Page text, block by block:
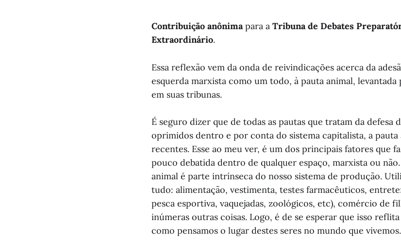
Contribuição anônimapara a Tribuna de Debates
Extraordinário.
Essa reflexão vem da onda de reivindicações acerca da
esquerda marxista como um todo, à pauta animal, levantada
em suas tribunas.
É seguro dizer que de todas as pautas que tratam da defesa
oprimidos dentro e por conta do sistema capitalista, a pauta
recentes. Esse ao meu ver, é um dos principais fatores que
pouco debatida dentro de qualquer espaço, marxista ou
animal é parte intrínseca do nosso sistema de produção.
tudo: alimentação, vestimenta, testes farmacêuticos,
pesca esportiva, vaquejadas, zoológicos, etc), comércio de
inúmeras outras coisas. Logo, é de se esperar que isso
como pensamos o lugar destes seres no mundo que vivemos.